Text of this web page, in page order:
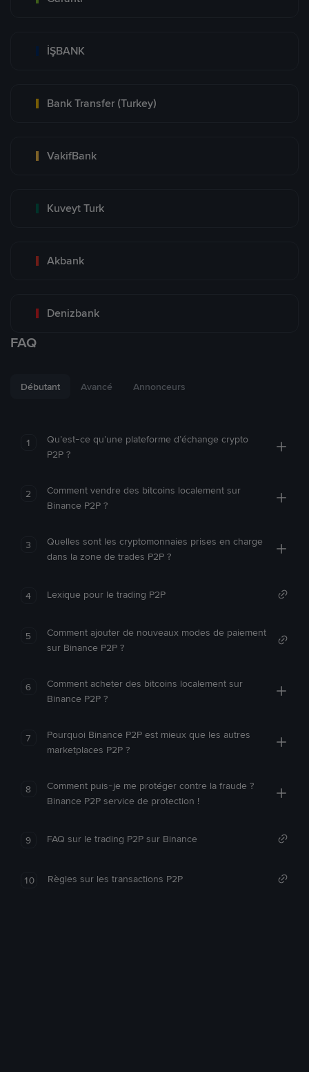
İŞBANK
Bank Transfer (Turkey)
VakifBank
Kuveyt Turk
Akbank
Denizbank
FAQ
Débutant Avancé Annonceurs
1
Qu’est-ce qu’une plateforme d’échange crypto
P2P ?
2
Comment vendre des bitcoins localement sur
Binance P2P ?
3
Quelles sont les cryptomonnaies prises en charge
dans la zone de trades P2P ?
4 Lexique pour le trading P2P
5
Comment ajouter de nouveaux modes de paiement
sur Binance P2P ?
6
Comment acheter des bitcoins localement sur
Binance P2P ?
7
Pourquoi Binance P2P est mieux que les autres
marketplaces P2P ?
8
Comment puis-je me protéger contre la fraude ?
Binance P2P service de protection !
9 FAQ sur le trading P2P sur Binance
10 Règles sur les transactions P2P